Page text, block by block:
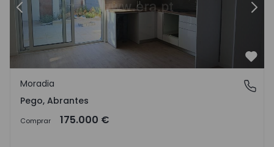
Anterior
Pego, Abrantes
Moradia
Pego, Abrantes
Comprar 175.000 €